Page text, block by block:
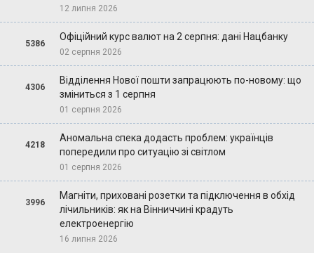
12 липня 2026
5386
Офіційний курс валют на 2 серпня: дані Нацбанку
02 серпня 2026
4306
Відділення Нової пошти запрацюють по-новому: що
зміниться з 1 серпня
01 серпня 2026
4218
Аномальна спека додасть проблем: українців
попередили про ситуацію зі світлом
01 серпня 2026
3996
Магніти, приховані розетки та підключення в обхід
лічильників: як на Вінниччині крадуть
електроенергію
16 липня 2026